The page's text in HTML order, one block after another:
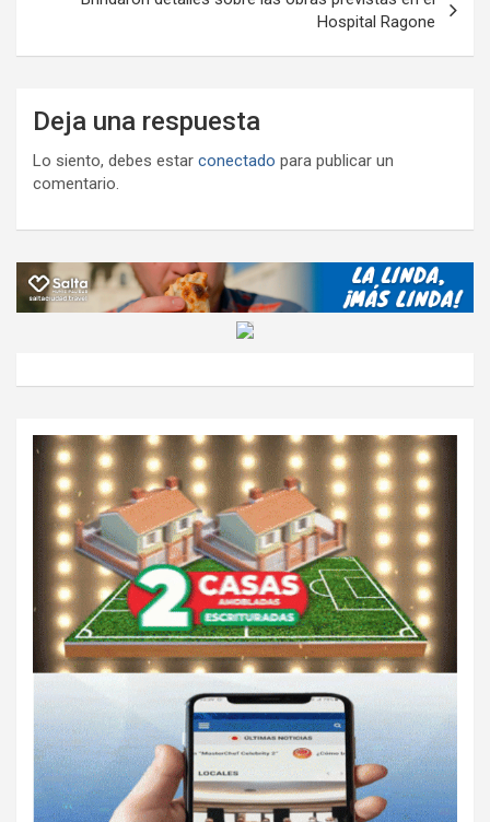
Hospital Ragone
Deja una respuesta
Lo siento, debes estar conectado para publicar un
comentario.